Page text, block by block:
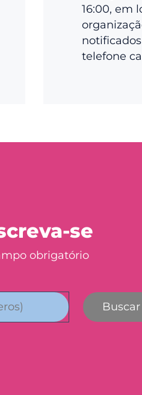
16:00, em
telefone
se
obrigatório
Buscar